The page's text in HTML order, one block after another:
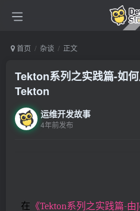
首页 杂谈 正文
Tekton系列之实践篇-如
Tekton
运维开发故事
4年前发布
在 《Tekton系列之实践篇-由